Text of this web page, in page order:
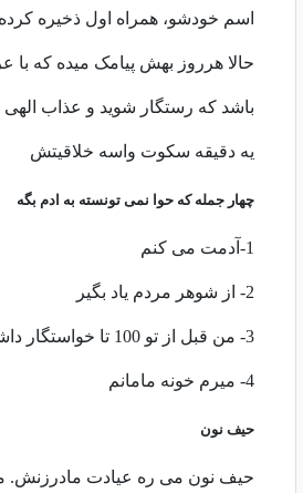
اسم خودشو، همراه اول ذخیره کرده
حالا هرروز بهش پیامک میده که با
باشد که رستگار شوید و عذاب
یه دقیقه سکوت واسه خلاقیتش
چهار جمله که حوا نمی تونسته به ادم بگه
1-آدمت می کنم
2- از شوهر مردم یاد بگیر
3- من قبل از تو 100 تا خواستگار داشتم
4- میرم خونه مامانم
حیف نون
حیف نون می ره عیادت مادرزنش.